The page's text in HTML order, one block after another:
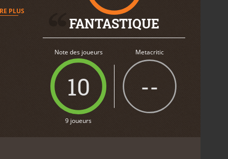
PLUS
FANTASTIQUE
Note des joueurs
10
9 joueurs
Metacritic
--